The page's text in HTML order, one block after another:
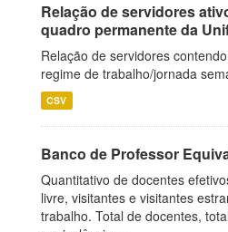
Relação de servidores
quadro permanente da
Relação de servidores
regime de trabalho/jornada
CSV
Banco de Professor
Quantitativo de docentes
livre, visitantes e visitantes
trabalho. Total de docentes,